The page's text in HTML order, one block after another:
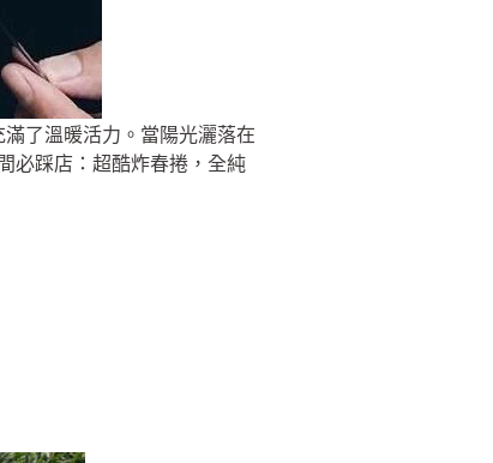
了溫暖活力。當陽光灑落在
必踩店：超酷炸春捲，全純